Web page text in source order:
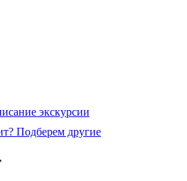
экскурсии
Подберем другие